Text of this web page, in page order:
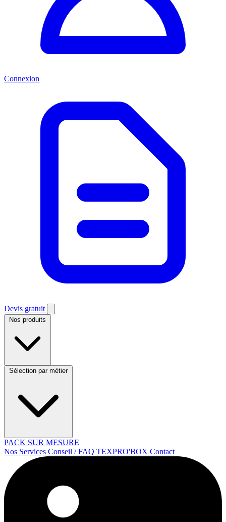
Connexion
Devis gratuit
Nos produits
Sélection par métier
PACK SUR MESURE
Nos Services Conseil / FAQ TEXPRO'BOX Contact